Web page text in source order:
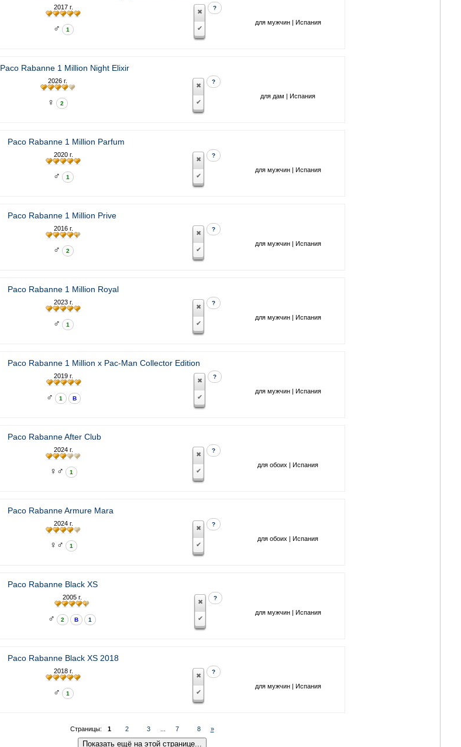
2017 г.
♂ 1
?
для мужчин | Испания
Paco Rabanne 1 Million Night Elixir
2026 г.
♀ 2
?
для дам | Испания
Paco Rabanne 1 Million Parfum
2020 г.
♂ 1
?
для мужчин | Испания
Paco Rabanne 1 Million Prive
2016 г.
♂ 2
?
для мужчин | Испания
Paco Rabanne 1 Million Royal
2023 г.
♂ 1
?
для мужчин | Испания
Paco Rabanne 1 Million x Pac-Man Collector Edition
2019 г.
♂ 1 В
?
для мужчин | Испания
Paco Rabanne After Club
2024 г.
♀♂ 1
?
для обоих | Испания
Paco Rabanne Armure Mara
2024 г.
♀♂ 1
?
для обоих | Испания
Paco Rabanne Black XS
2005 г.
♂ 2 В 1
?
для мужчин | Испания
Paco Rabanne Black XS 2018
2018 г.
♂ 1
?
для мужчин | Испания
Страницы: 1 2 3 7 8 »
Показать ещё на этой странице...